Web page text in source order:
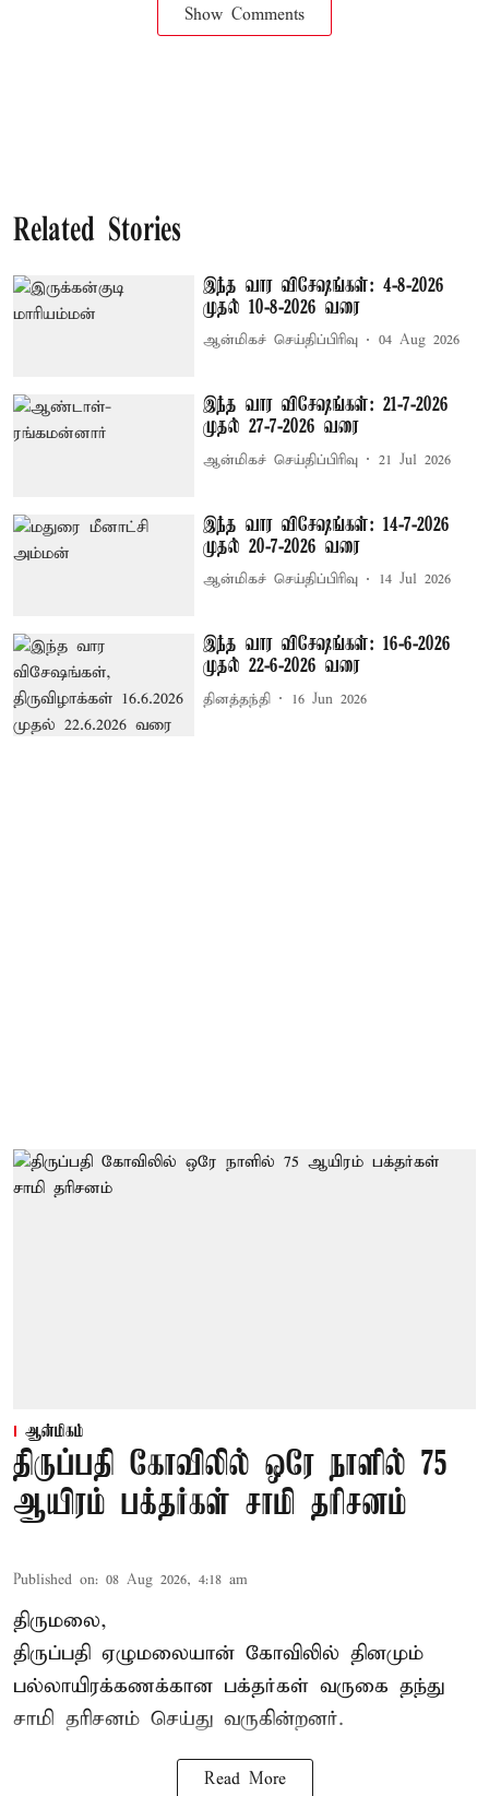
Show Comments
Related Stories
இந்த வார விசேஷங்கள்: 4-8-2026
முதல் 10-8-2026 வரை
ஆன்மிகச் செய்திப்பிரிவு 04 Aug 2026
இந்த வார விசேஷங்கள்: 21-7-2026
முதல் 27-7-2026 வரை
ஆன்மிகச் செய்திப்பிரிவு 21 Jul 2026
இந்த வார விசேஷங்கள்: 14-7-2026
முதல் 20-7-2026 வரை
ஆன்மிகச் செய்திப்பிரிவு 14 Jul 2026
இந்த வார விசேஷங்கள்: 16-6-2026
முதல் 22-6-2026 வரை
தினத்தந்தி 16 Jun 2026
ஆன்மிகம்
திருப்பதி கோவிலில் ஒரே நாளில் 75
ஆயிரம் பக்தர்கள் சாமி தரிசனம்
Published on: 08 Aug 2026, 4:18 am
திருமலை,
திருப்பதி ஏழுமலையான் கோவிலில் தினமும்
பல்லாயிரக்கணக்கான பக்தர்கள் வருகை தந்து
சாமி தரிசனம் செய்து வருகின்றனர்.
Read More